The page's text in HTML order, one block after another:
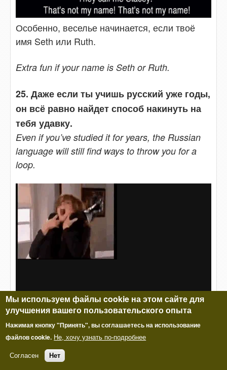
Особенно, веселье начинается, если твоё
имя Seth или Ruth.
Extra fun if your name is Seth or Ruth.
25. Даже если ты учишь русский уже годы,
он всё равно найдет способ накинуть на
тебя удавку.
Even if you’ve studied it for years, the Russian
language will still find ways to throw you for a
loop.
Мы используем файлы cookie на этом сайте для
улучшения вашего пользовательского опыта
Нажимая кнопку "Принять", вы соглашаетесь на использование
файлов cookie. Не, хочу узнать по-подробнее
Согласен Нет